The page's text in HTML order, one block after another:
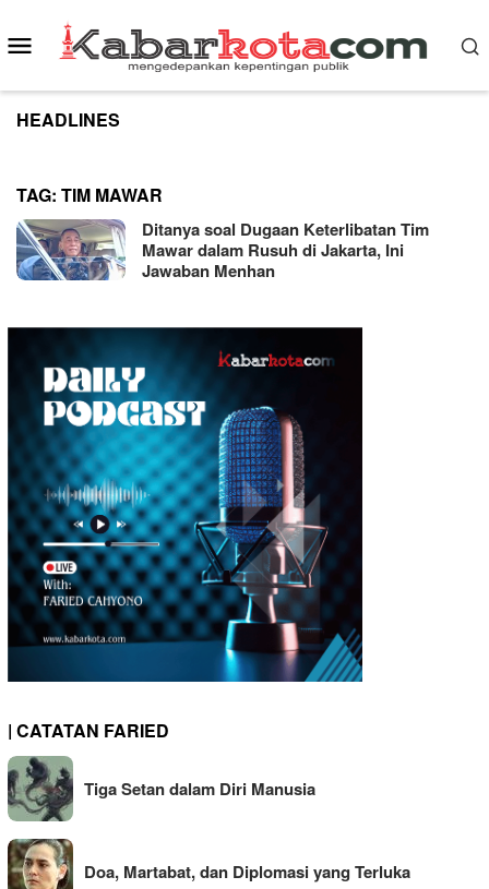
to
content
Mobile
Menu
HEADLINES
TAG: TIM MAWAR
Ditanya soal Dugaan Keterlibatan Tim
Mawar dalam Rusuh di Jakarta, Ini
Jawaban Menhan
| CATATAN FARIED
Tiga Setan dalam Diri Manusia
Doa, Martabat, dan Diplomasi yang Terluka